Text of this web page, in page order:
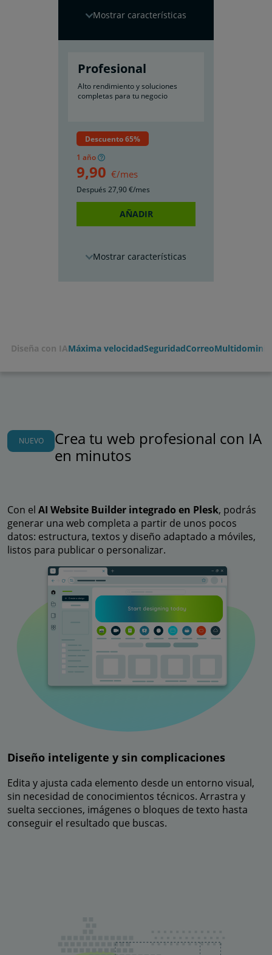
características
Profesional
Alto rendimiento y soluciones
completas para tu negocio
Descuento 65%
1 año
9,90 €/mes
Después 27,90€/mes
AÑADIR
características
Diseña con IAMáxima velocidadSeguridadCorreoMultidominio
NUEVO
Crea tu web profesional con IA
en minutos
Con el AI Website Builder integrado en Plesk, podrás
generar una web completa a partir de unos pocos
datos: estructura, textos y diseño adaptado a móviles,
listos para publicar o personalizar.
Diseño inteligente y sin complicaciones
Edita y ajusta cada elemento desde un entorno visual,
sin necesidad de conocimientos técnicos. Arrastra y
suelta secciones, imágenes o bloques de texto hasta
conseguir el resultado que buscas.